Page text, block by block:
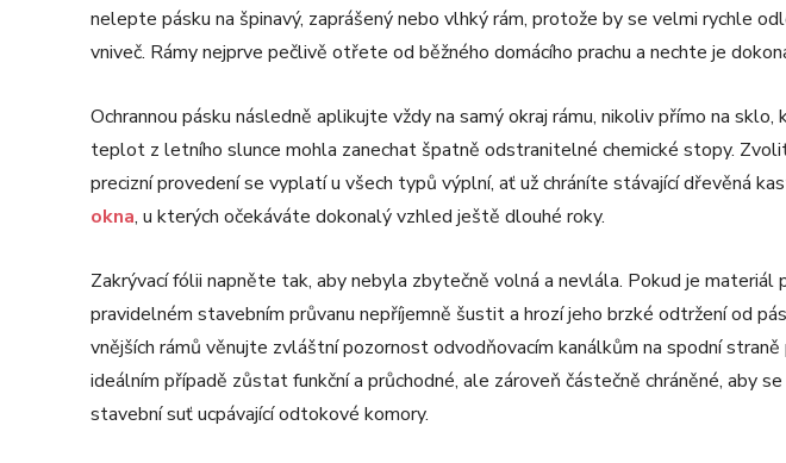
nelepte pásku na špinavý, zaprášený nebo vlhký rám, protože by se velmi rychle
vniveč. Rámy nejprve pečlivě otřete od běžného domácího prachu a nechte je
Ochrannou pásku následně aplikujte vždy na samý okraj rámu, nikoliv přímo na
teplot z letního slunce mohla zanechat špatně odstranitelné chemické stopy.
precizní provedení se vyplatí u všech typů výplní, ať už chráníte stávající dřevěná
okna, u kterých očekáváte dokonalý vzhled ještě dlouhé roky.
Zakrývací fólii napněte tak, aby nebyla zbytečně volná a nevlála. Pokud je materiál
pravidelném stavebním průvanu nepříjemně šustit a hrozí jeho brzké odtržení od
vnějších rámů věnujte zvláštní pozornost odvodňovacím kanálkům na spodní
ideálním případě zůstat funkční a průchodné, ale zároveň částečně chráněné, aby
stavební suť ucpávající odtokové komory.